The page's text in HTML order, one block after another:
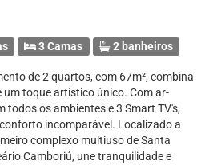
3 Camas 2 banheiros
de 2 quartos, com 67m², combina
um toque artístico único. Com ar-
os ambientes e 3 Smart TV's,
incomparável. Localizado a
complexo multiuso de Santa
Camboriú, une tranquilidade e